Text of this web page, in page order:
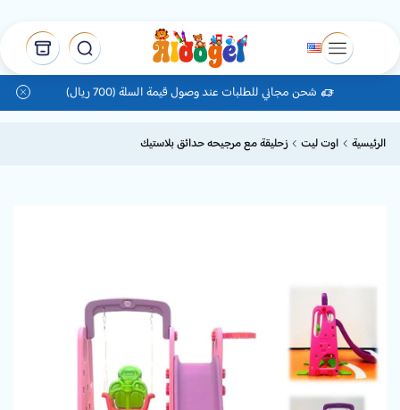
شحن مجاني للطلبات عند وصول قيمة السلة (700 ريال)
الرئيسية اوت ليت زحليقة مع مرجيحه حدائق بلاستيك